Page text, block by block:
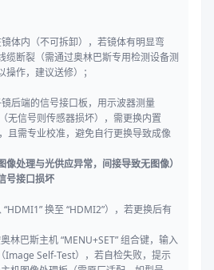
体内（不可拆卸），若镜体有明显弯
缆断裂（需通过奥林巴斯专用检测设备测
作，建议送修）；
后端的信号接口板，用示波器测量
无信号则传感器损坏），需更换内置
且需专业校准，避免自行更换导致成像
像处理与光供应异常，间接导致无图像）
号接口损坏
换至 “HDMI2”），若更换后有
林巴斯主机 “MENU+SET” 组合键，输入
Image Self-Test），若自检失败，提示